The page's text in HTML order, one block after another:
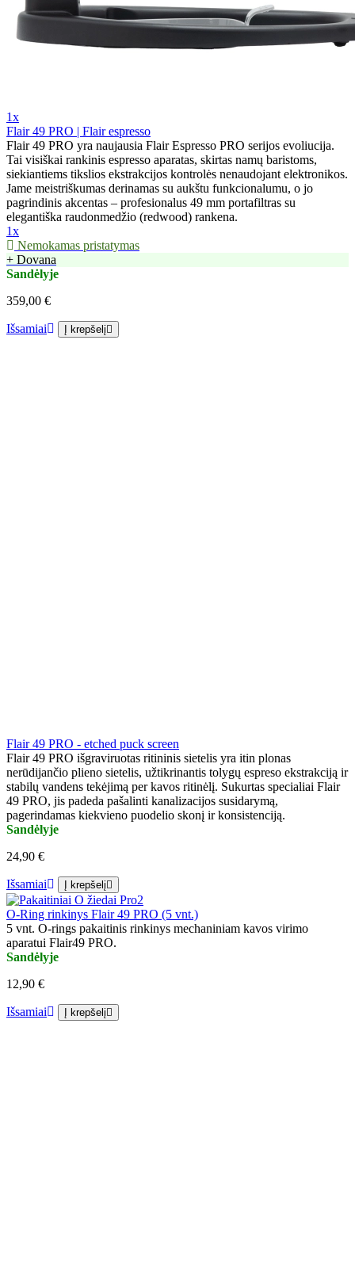
1x
Flair 49 PRO | Flair espresso
Flair 49 PRO yra naujausia Flair Espresso PRO serijos evoliucija.
Tai visiškai rankinis espresso aparatas, skirtas namų baristoms,
siekiantiems tikslios ekstrakcijos kontrolės nenaudojant elektronikos.
Jame meistriškumas derinamas su aukštu funkcionalumu, o jo
pagrindinis akcentas – profesionalus 49 mm portafiltras su
elegantiška raudonmedžio (redwood) rankena.
1x
Nemokamas pristatymas
+ Dovana
Sandėlyje
359,00 €
Išsamiai Į krepšelį
Flair 49 PRO - etched puck screen
Flair 49 PRO išgraviruotas ritininis sietelis yra itin plonas
nerūdijančio plieno sietelis, užtikrinantis tolygų espreso ekstrakciją ir
stabilų vandens tekėjimą per kavos ritinėlį. Sukurtas specialiai Flair
49 PRO, jis padeda pašalinti kanalizacijos susidarymą,
pagerindamas kiekvieno puodelio skonį ir konsistenciją.
Sandėlyje
24,90 €
Išsamiai Į krepšelį
O-Ring rinkinys Flair 49 PRO (5 vnt.)
5 vnt. O-rings pakaitinis rinkinys mechaniniam kavos virimo
aparatui Flair49 PRO.
Sandėlyje
12,90 €
Išsamiai Į krepšelį